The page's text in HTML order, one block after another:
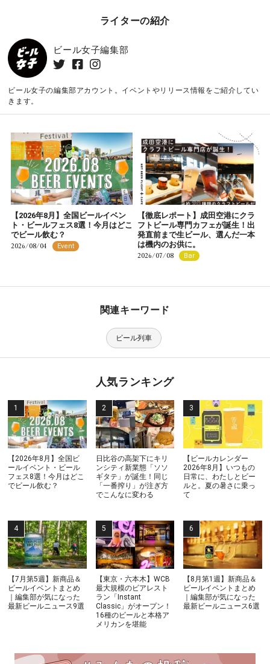
ライターの紹介
ビール女子編集部
ビール女子の編集部アカウント。イベントやリリース情報をご紹介してい
きます。
【2026年8月】全国ビールイベン
ト・ビールフェス8選！今月はどこ
でビール飲む？
2026/08/04 Event
【徹底レポート】成田空港にクラ
フトビール専門カフェが誕生！出
発直前まで生ビール、選んだ一本
は機内のお供に。
2026/07/08 Bar
関連キーワード
ビール列車
人気ランキング
【2026年8月】全国ビ
ールイベント・ビール
フェス8選！今月はどこ
でビール飲む？
日比谷の高架下にキリ
ンシティ新業態「ソソ
ギタテ」が誕生！同じ
「一番搾り」が注ぎ方
でこんなに変わる
【ビールカレンダー
2026年8月】いつもの
日常に、わたしとビー
ルと。夏の暑さに乗っ
て
【7月第5週】新商品＆
ビールイベントまとめ
｜編集部が気になった
最新ビールニュース9選
【東京・六本木】WCB
最大規模のビアレスト
ラン「Instant
Classic」がオープン！
16種のビールと本格ア
メリカンを堪能
【8月第1週】新商品＆
ビールイベントまとめ
｜編集部が気になった
最新ビールニュース6選